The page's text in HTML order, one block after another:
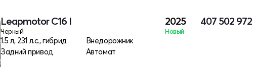
Leapmotor C16 I
Черный
1.5 л, 231 л.с., гибрид
Внедорожник
Задний привод
Автомат
2025
Новый
407 502 972